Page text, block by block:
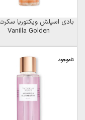
Vanilla Golden
ناموجود